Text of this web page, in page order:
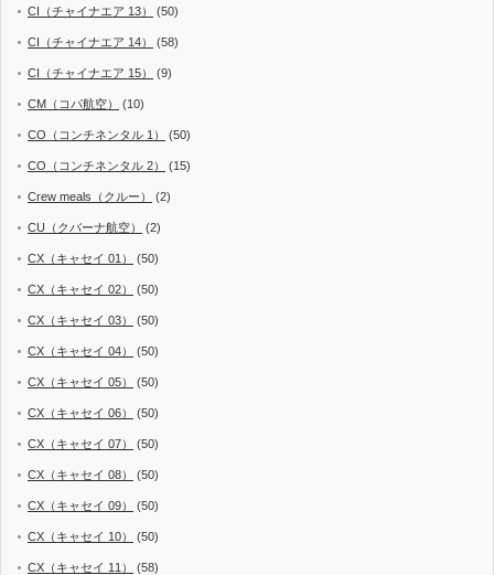
CI（チャイナエア 13） (50)
CI（チャイナエア 14） (58)
CI（チャイナエア 15） (9)
CM（コパ航空） (10)
CO（コンチネンタル 1） (50)
CO（コンチネンタル 2） (15)
Crew meals（クルー） (2)
CU（クバーナ航空） (2)
CX（キャセイ 01） (50)
CX（キャセイ 02） (50)
CX（キャセイ 03） (50)
CX（キャセイ 04） (50)
CX（キャセイ 05） (50)
CX（キャセイ 06） (50)
CX（キャセイ 07） (50)
CX（キャセイ 08） (50)
CX（キャセイ 09） (50)
CX（キャセイ 10） (50)
CX（キャセイ 11） (58)